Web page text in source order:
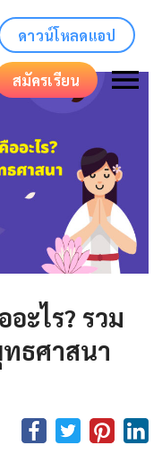
ดาวน์โหลดแอป
สมัครเรียน
ะไร? รวม
ธศาสนา